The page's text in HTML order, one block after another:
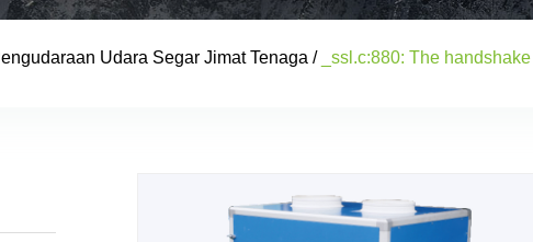
Udara Segar Jimat Tenaga / _ssl.c:880: The